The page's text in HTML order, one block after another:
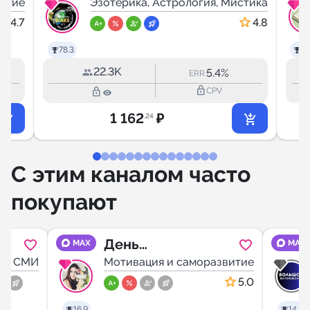
4.7
78.3
сейчас!
4.8
22.3K ERR:5.4%
lock_outline lock_outlineCPV
1 162.24 ₽
С этим каналом часто
покупают
и СМИ
MAX
День
Вдохновения
Мотивация и саморазвитие
5.0
MAX